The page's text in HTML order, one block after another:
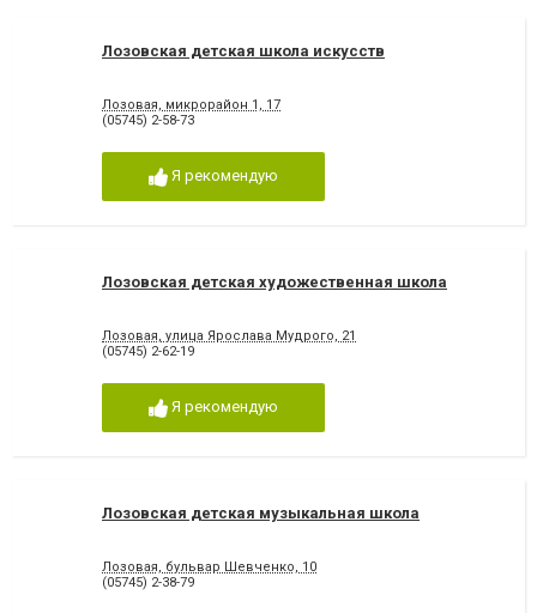
Лозовская детская школа искусств
Лозовая, микрорайон 1, 17
(05745) 2-58-73
Я рекомендую
Лозовская детская художественная школа
Лозовая, улица Ярослава Мудрого, 21
(05745) 2-62-19
Я рекомендую
Лозовская детская музыкальная школа
Лозовая, бульвар Шевченко, 10
(05745) 2-38-79